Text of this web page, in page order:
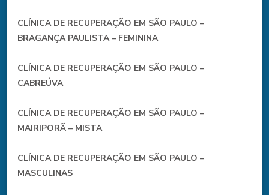
CLÍNICA DE RECUPERAÇÃO EM SÃO PAULO –
BRAGANÇA PAULISTA – FEMININA
CLÍNICA DE RECUPERAÇÃO EM SÃO PAULO –
CABREÚVA
CLÍNICA DE RECUPERAÇÃO EM SÃO PAULO –
MAIRIPORÃ – MISTA
CLÍNICA DE RECUPERAÇÃO EM SÃO PAULO –
MASCULINAS